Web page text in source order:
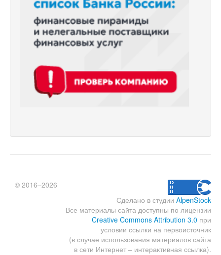
Сделано в студии AlpenStock
Все материалы сайта доступны по лицензии
Creative Commons Attribution 3.0 при
условии ссылки на первоисточник
(в случае использования материалов сайта
в сети Интернет – интерактивная ссылка).
© 2016–2026